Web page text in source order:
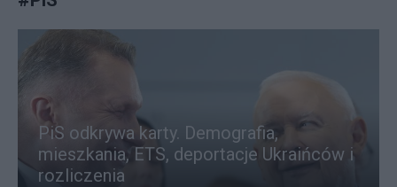
PiS odkrywa karty. Demografia,
mieszkania, ETS, deportacje Ukraińców i
rozliczenia